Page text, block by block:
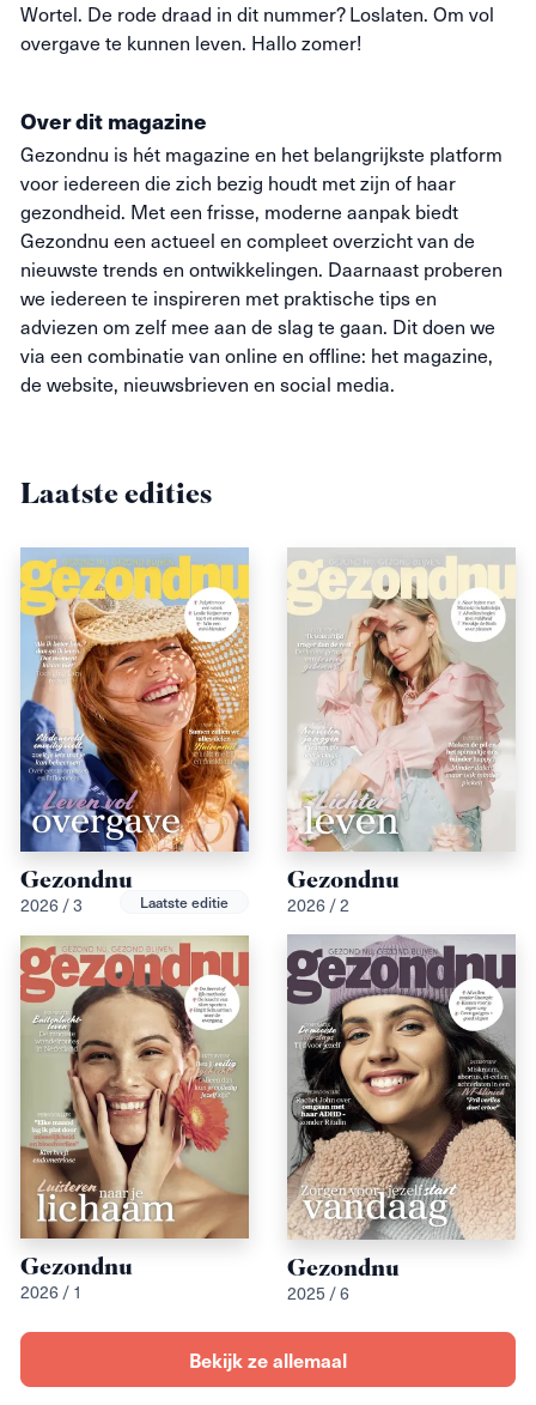
Wortel. De rode draad in dit nummer? Loslaten. Om vol
overgave te kunnen leven. Hallo zomer!
Over dit magazine
Gezondnu is hét magazine en het belangrijkste platform
voor iedereen die zich bezig houdt met zijn of haar
gezondheid. Met een frisse, moderne aanpak biedt
Gezondnu een actueel en compleet overzicht van de
nieuwste trends en ontwikkelingen. Daarnaast proberen
we iedereen te inspireren met praktische tips en
adviezen om zelf mee aan de slag te gaan. Dit doen we
via een combinatie van online en offline: het magazine,
de website, nieuwsbrieven en social media.
Laatste edities
Gezondnu
2026 / 3 Laatste editie
Gezondnu
2026 / 2
Gezondnu
2026 / 1
Gezondnu
2025 / 6
Bekijk ze allemaal